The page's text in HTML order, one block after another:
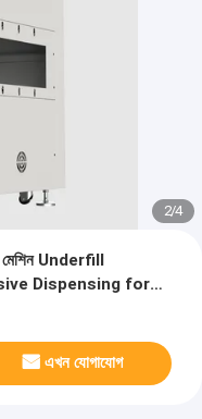
2/4
মেশিন Underfill
Dispensing for
এখন যোগাযোগ